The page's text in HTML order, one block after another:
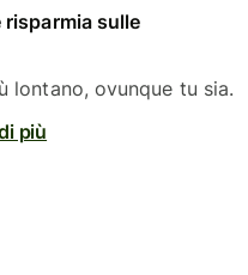
risparmia sulle
lontano, ovunque tu sia.
più